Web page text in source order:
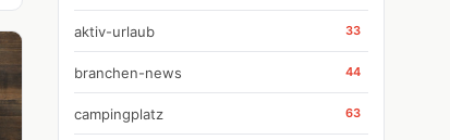
aktiv-urlaub 33
branchen-news 44
campingplatz 63